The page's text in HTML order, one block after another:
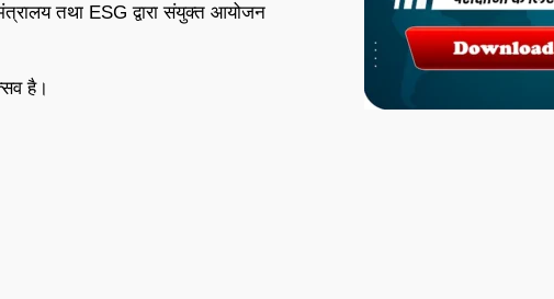
तथा ESG द्वारा संयुक्त आयोजन
है।